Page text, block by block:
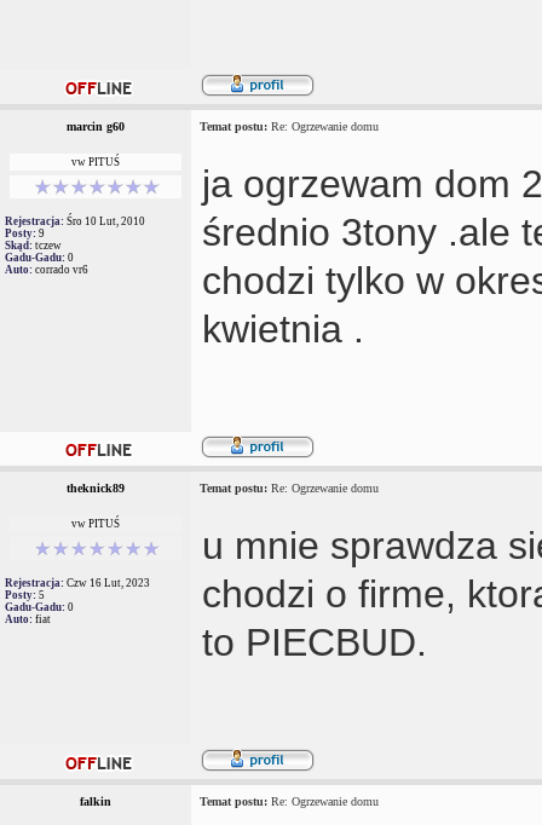
marcin g60 Temat postu: Re: Ogrzewanie domu
vw PITUŚ
Rejestracja: Śro 10 Lut, 2010
Posty: 9
Skąd: tczew
Gadu-Gadu: 0
Auto: corrado vr6
ja ogrzewam dom
średnio 3tony .ale
chodzi tylko w
kwietnia .
theknick89 Temat postu: Re: Ogrzewanie domu
vw PITUŚ
Rejestracja: Czw 16 Lut, 2023
Posty: 5
Gadu-Gadu: 0
Auto: fiat
u mnie sprawdza
chodzi o firme,
to PIECBUD.
falkin Temat postu: Re: Ogrzewanie domu